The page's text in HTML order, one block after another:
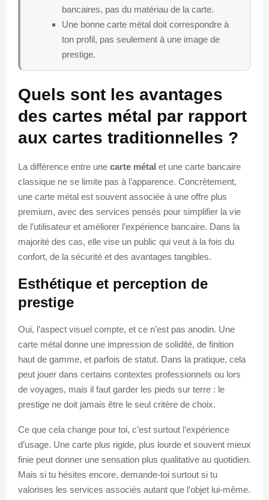
bancaires, pas du matériau de la carte.
Une bonne carte métal doit correspondre à
ton profil, pas seulement à une image de
prestige.
Quels sont les avantages
des cartes métal par rapport
aux cartes traditionnelles ?
La différence entre une carte métal et une carte bancaire
classique ne se limite pas à l’apparence. Concrètement,
une carte métal est souvent associée à une offre plus
premium, avec des services pensés pour simplifier la vie
de l’utilisateur et améliorer l’expérience bancaire. Dans la
majorité des cas, elle vise un public qui veut à la fois du
confort, de la sécurité et des avantages tangibles.
Esthétique et perception de
prestige
Oui, l’aspect visuel compte, et ce n’est pas anodin. Une
carte métal donne une impression de solidité, de finition
haut de gamme, et parfois de statut. Dans la pratique, cela
peut jouer dans certains contextes professionnels ou lors
de voyages, mais il faut garder les pieds sur terre : le
prestige ne doit jamais être le seul critère de choix.
Ce que cela change pour toi, c’est surtout l’expérience
d’usage. Une carte plus rigide, plus lourde et souvent mieux
finie peut donner une sensation plus qualitative au quotidien.
Mais si tu hésites encore, demande-toi surtout si tu
valorises les services associés autant que l’objet lui-même.